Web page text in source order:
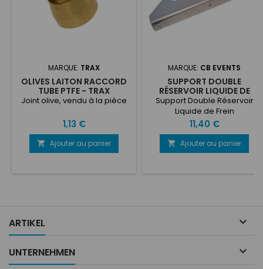
MARQUE: TRAX
OLIVES LAITON RACCORD
TUBE PTFE - TRAX
Joint olive, vendu à la pièce
Prix
1,13 €
 Ajouter au panier
MARQUE: CB EVENTS
SUPPORT DOUBLE
RÉSERVOIR LIQUIDE DE
FREIN
Support Double Réservoir
Liquide de Frein
Prix
11,40 €
 Ajouter au panier
ARTIKEL 
UNTERNEHMEN 